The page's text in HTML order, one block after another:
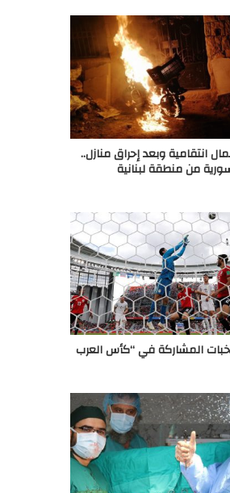
انتقامية وبعد إحراق منازل..
من منطقة لبنانية
المشاركة في “كأس العرب